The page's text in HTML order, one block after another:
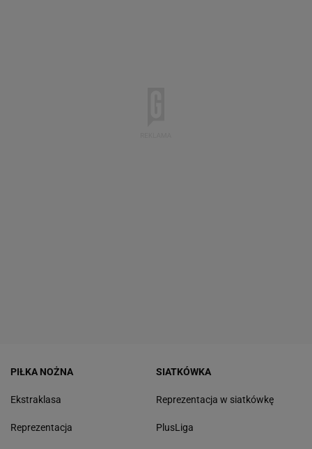
PIŁKA NOŻNA
Ekstraklasa
Reprezentacja
SIATKÓWKA
Reprezentacja w siatkówkę
PlusLiga